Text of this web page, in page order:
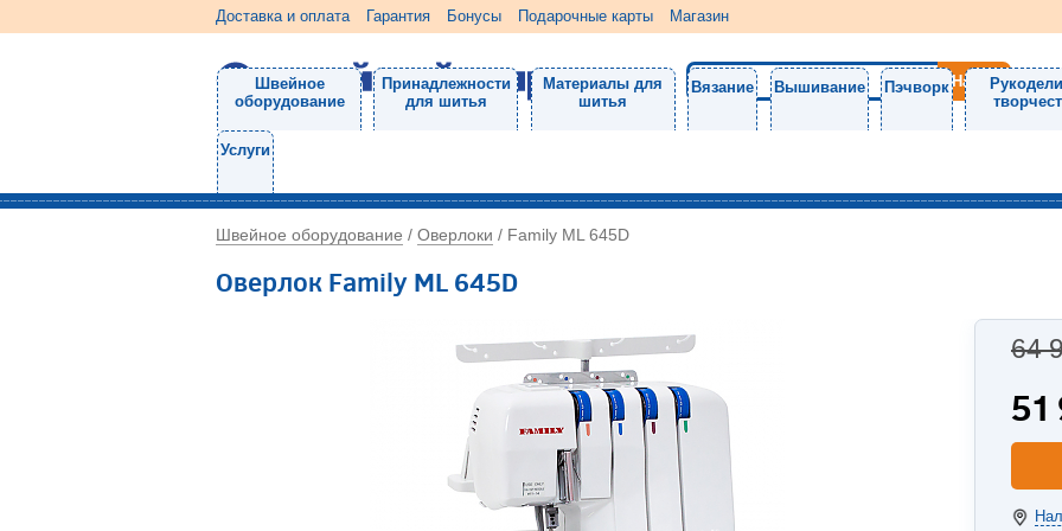
Доставка и оплата Гарантия Бонусы Подарочные карты Магазин
Швейное
оборудование
Принадлежности
для шитья
Материалы для
шитья
Вязание Вышивание Пэчворк
Услуги
Швейное оборудование / Оверлоки / Family ML 645D
Оверлок Family ML 645D
64
51